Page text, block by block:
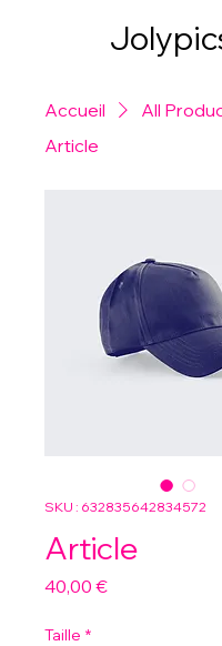
Accueil
All
Article
SKU : 632835642834572
Article
40,00 €Prix
Taille *